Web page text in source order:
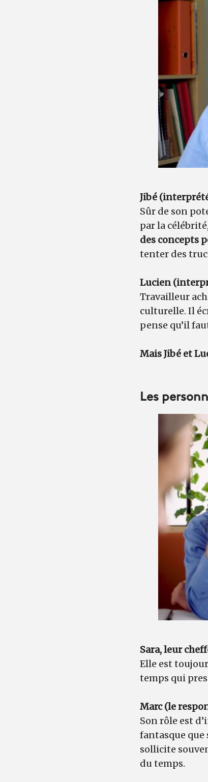
Jibé
Sûr de son
par la
des concepts
tenter des
Lucien
Travailleur
culturelle. Il
pense qu’il
Mais Jibé et
Les
Sara, leur
Elle est
temps qui
Marc (le
Son rôle est
fantasque que
sollicite
du temps.